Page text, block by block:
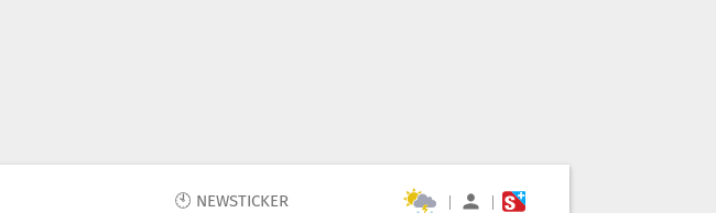
🕙 NEWSTICKER | |